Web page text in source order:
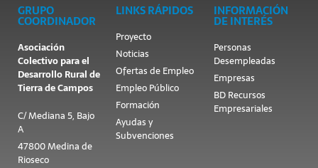
GRUPO
COORDINADOR
Asociación
Colectivo para el
Desarrollo Rural de
Tierra de Campos
C/ Mediana 5, Bajo
A
47800 Medina de
Rioseco
LINKS RÁPIDOS
Proyecto
Noticias
Ofertas de Empleo
Empleo Público
Formación
Ayudas y
Subvenciones
INFORMACIÓN
DE INTERÉS
Personas
Desempleadas
Empresas
BD Recursos
Empresariales